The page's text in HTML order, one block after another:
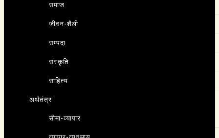
समाज
जीवन-शैली
सम्पदा
संस्कृति
साहित्य
अर्थतंत्र
सीमा-व्यापार